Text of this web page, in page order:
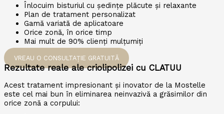
Înlocuim bisturiul cu ședințe plăcute și relaxante
Plan de tratament personalizat
Gamă variată de aplicatoare
Orice zonă, în orice timp
Mai mult de 90% clienți mulțumiți
VREAU O CONSULTAȚIE GRATUITĂ
Rezultate reale ale criolipolizei cu CLATUU
Acest tratament impresionant și inovator de la Mostelle
este cel mai bun în eliminarea neinvazivă a grăsimilor din
orice zonă a corpului: